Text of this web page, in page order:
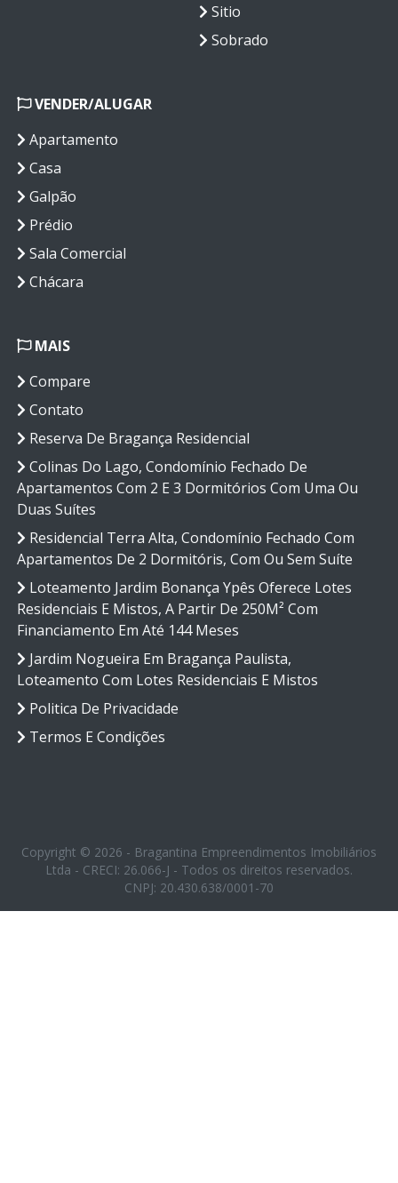
Sitio
Sobrado
VENDER/ALUGAR
Apartamento
Casa
Galpão
Prédio
Sala Comercial
Chácara
MAIS
Compare
Contato
Reserva De Bragança Residencial
Colinas Do Lago, Condomínio Fechado De
Apartamentos Com 2 E 3 Dormitórios Com Uma Ou
Duas Suítes
Residencial Terra Alta, Condomínio Fechado Com
Apartamentos De 2 Dormitóris, Com Ou Sem Suíte
Loteamento Jardim Bonança Ypês Oferece Lotes
Residenciais E Mistos, A Partir De 250M² Com
Financiamento Em Até 144 Meses
Jardim Nogueira Em Bragança Paulista,
Loteamento Com Lotes Residenciais E Mistos
Politica De Privacidade
Termos E Condições
Copyright © 2026 - Bragantina Empreendimentos Imobiliários
Ltda - CRECI: 26.066-J - Todos os direitos reservados.
CNPJ: 20.430.638/0001-70